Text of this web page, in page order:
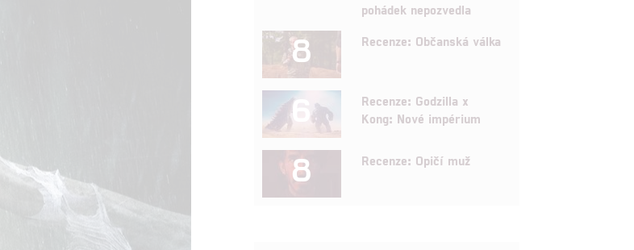
pohádek nepozvedla
8 Recenze: Občanská válka
6
Recenze: Godzilla x
Kong: Nové impérium
8 Recenze: Opičí muž